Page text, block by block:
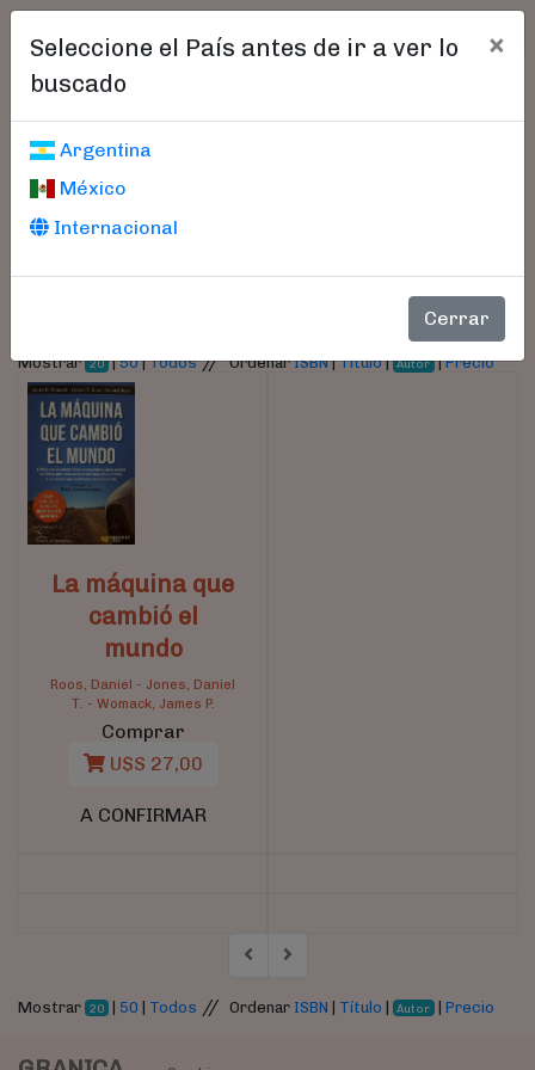
Seleccione el País antes de ir a ver lo
buscado
×
Argentina
México
Internacional
Cerrar
Libros encontrados
Parámetros
Mostrar 20 |50|Todos//OrdenarISBN|Título| Autor |Precio
La máquina que
cambió el
mundo
Roos, Daniel - Jones, Daniel
T. - Womack, James P.
Comprar
U$S 27,00
A CONFIRMAR
Mostrar 20 | 50 | Todos // Ordenar ISBN | Título | Autor |Precio